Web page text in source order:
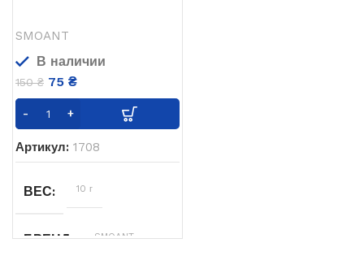
SMOANT
В наличии
150₴ 75 ₴
Артикул: 1708
ВЕС 10 г
БРЕНД SMOANT